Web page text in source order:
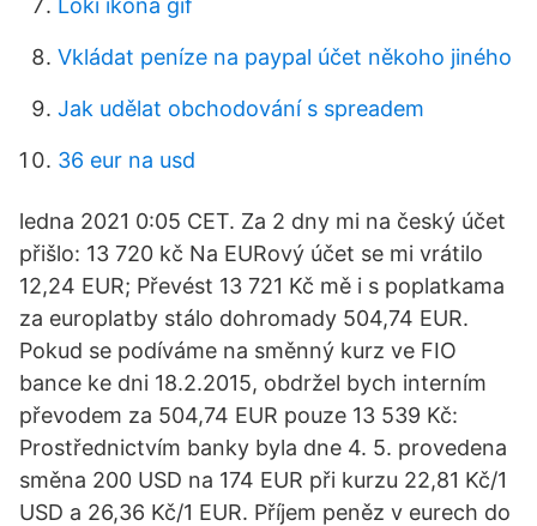
Loki ikona gif
Vkládat peníze na paypal účet někoho jiného
Jak udělat obchodování s spreadem
36 eur na usd
ledna 2021 0:05 CET. Za 2 dny mi na český účet
přišlo: 13 720 kč Na EURový účet se mi vrátilo
12,24 EUR; Převést 13 721 Kč mě i s poplatkama
za europlatby stálo dohromady 504,74 EUR.
Pokud se podíváme na směnný kurz ve FIO
bance ke dni 18.2.2015, obdržel bych interním
převodem za 504,74 EUR pouze 13 539 Kč:
Prostřednictvím banky byla dne 4. 5. provedena
směna 200 USD na 174 EUR při kurzu 22,81 Kč/1
USD a 26,36 Kč/1 EUR. Příjem peněz v eurech do